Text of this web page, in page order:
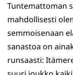
Tuntemattoman
mahdollisesti
semmoisenaan
sanastoa on
runsaasti: